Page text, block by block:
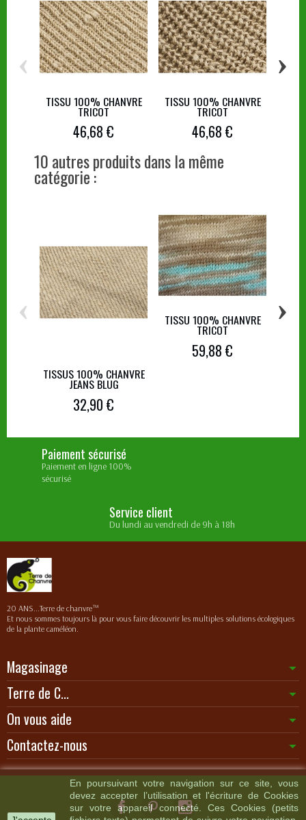
TISSU 100% CHANVRE
TRICOT
46,68 €
TISSU 100% CHANVRE
TRICOT
46,68 €
‹ ›
10 autres produits dans la même
catégorie :
TISSUS 100% CHANVRE
JEANS BLUG
32,90 €
TISSU 100% CHANVRE
TRICOT
59,88 €
‹ ›
Paiement sécurisé
Paiement en ligne 100%
sécurisé
Service client
Du lundi au vendredi de 9h à 18h
20 ANS...Terre de chanvre™
Et nous sommes toujours là pour vous faire découvrir les multiples solutions écologiques
de la plante caméléon.
Magasinage
Terre de C...
On vous aide
Contactez-nous
En poursuivant votre navigation sur ce site, vous
devez accepter l’utilisation et l'écriture de Cookies
sur votre appareil connecté. Ces Cookies (petits